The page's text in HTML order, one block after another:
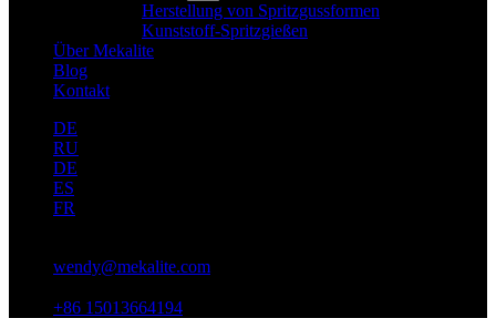
Herstellung von Spritzgussformen
Kunststoff-Spritzgießen
Über Mekalite
Blog
Kontakt
DE
RU
DE
ES
FR
wendy@mekalite.com
+86 15013664194